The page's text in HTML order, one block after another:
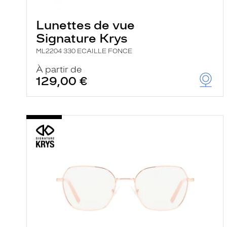
Lunettes de vue
Signature Krys
ML2204 330 ECAILLE FONCE
À partir de
129,00 €